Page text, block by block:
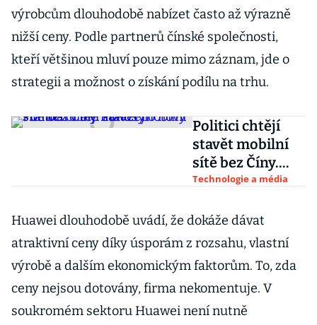
výrobcům dlouhodobě nabízet často až výrazně
nižší ceny. Podle partnerů čínské společnosti,
kteří většinou mluví pouze mimo záznam, jde o
strategii a možnost o získání podílu na trhu.
Politici chtějí
stavět mobilní
sítě bez Číny.
Pokusy o nový
narážejí
Technologie a média
Huawei dlouhodobě uvádí, že dokáže dávat
atraktivní ceny díky úsporám z rozsahu, vlastní
výrobě a dalším ekonomickým faktorům. To, zda
ceny nejsou dotovány, firma nekomentuje. V
soukromém sektoru Huawei není nutně